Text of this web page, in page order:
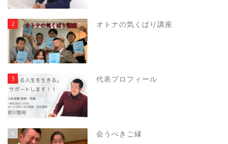
2 オトナの気くばり講座
3 代表プロフィール
4 会うべきご縁